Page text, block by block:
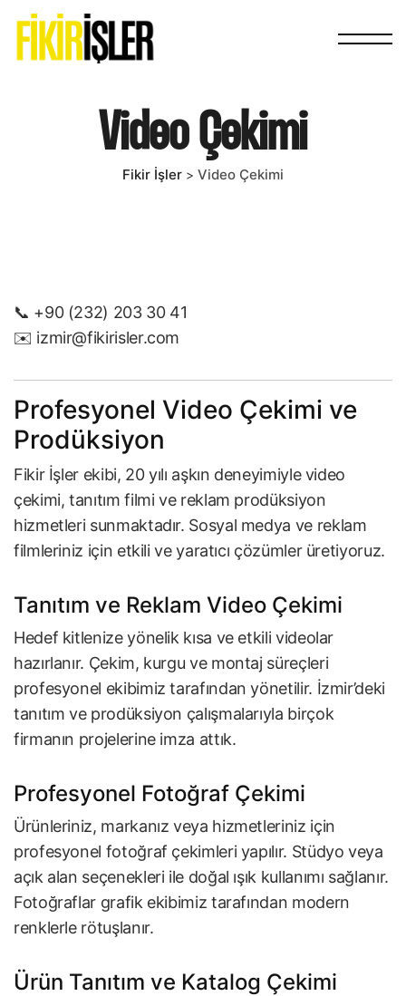
Video Çekimi
Fikir İşler > Video Çekimi
📞 +90 (232) 203 30 41
✉️ izmir@fikirisler.com
Profesyonel Video Çekimi ve
Prodüksiyon
Fikir İşler ekibi, 20 yılı aşkın deneyimiyle video
çekimi, tanıtım filmi ve reklam prodüksiyon
hizmetleri sunmaktadır. Sosyal medya ve reklam
filmleriniz için etkili ve yaratıcı çözümler üretiyoruz.
Tanıtım ve Reklam Video Çekimi
Hedef kitlenize yönelik kısa ve etkili videolar
hazırlanır. Çekim, kurgu ve montaj süreçleri
profesyonel ekibimiz tarafından yönetilir. İzmir’deki
tanıtım ve prodüksiyon çalışmalarıyla birçok
firmanın projelerine imza attık.
Profesyonel Fotoğraf Çekimi
Ürünleriniz, markanız veya hizmetleriniz için
profesyonel fotoğraf çekimleri yapılır. Stüdyo veya
açık alan seçenekleri ile doğal ışık kullanımı sağlanır.
Fotoğraflar grafik ekibimiz tarafından modern
renklerle rötuşlanır.
Ürün Tanıtım ve Katalog Çekimi